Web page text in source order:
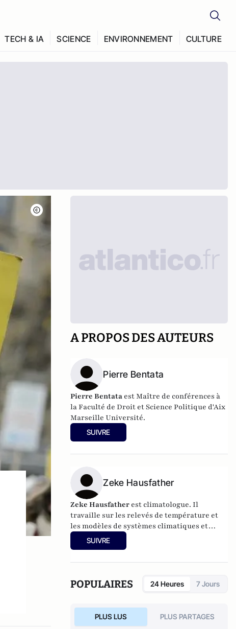
TECH & IA SCIENCE ENVIRONNEMENT CULTURE
A PROPOS DES AUTEURS
Pierre Bentata
Pierre Bentata est Maître de conférences à
la Faculté de Droit et Science Politique d'Aix
Marseille Université.
SUIVRE
Zeke Hausfather
Zeke Hausfather est climatologue. Il
travaille sur les relevés de température et
les modèles de systèmes climatiques et
énergétiques. Il est directeur Climat et
Energie auBreakthrough Institute
SUIVRE
POPULAIRES 24 Heures 7 Jours
PLUS LUS PLUS PARTAGES